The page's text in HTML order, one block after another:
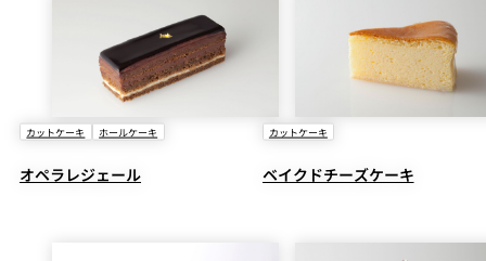
カットケーキ ホールケーキ
オペラレジェール
カットケーキ
ベイクドチーズケーキ